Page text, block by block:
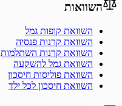
השוואות
השוואת קופות גמל
השוואת קרנות פנסיה
השוואת קרנות השתלמות
השוואת גמל להשקעה
השוואת פוליסות חיסכון
השוואת חיסכון לכל ילד